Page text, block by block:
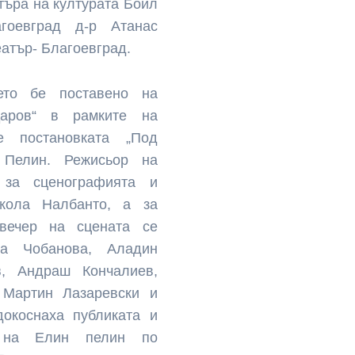
на културата Боил
д-р Атанас
Благоевград.
бе поставено на
в рамките на
постановката „Под
Пелин. Режисьор на
сценографията и
Налбанто, а за
на сцената се
Чобанова, Аладин
Андраш Кончалиев,
Лазаревски и
публиката и
на Елин пелин по